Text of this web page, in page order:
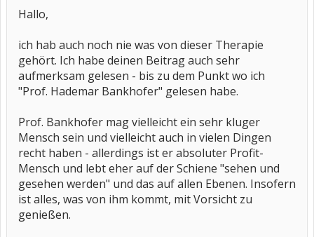
Hallo,
ich hab auch noch nie was von dieser Therapie
gehört. Ich habe deinen Beitrag auch sehr
aufmerksam gelesen - bis zu dem Punkt wo ich
"Prof. Hademar Bankhofer" gelesen habe.
Prof. Bankhofer mag vielleicht ein sehr kluger
Mensch sein und vielleicht auch in vielen Dingen
recht haben - allerdings ist er absoluter Profit-
Mensch und lebt eher auf der Schiene "sehen und
gesehen werden" und das auf allen Ebenen. Insofern
ist alles, was von ihm kommt, mit Vorsicht zu
genießen.